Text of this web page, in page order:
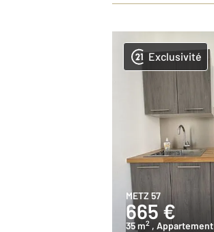
Exclusivité
METZ 57
665 €
35 m2 , Appartement